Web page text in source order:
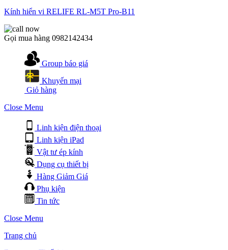
Kính hiển vi RELIFE RL-M5T Pro-B11
Gọi mua hàng 0982142434
Group báo giá
Khuyến mại
Giỏ hàng
Close Menu
Linh kiện điện thoại
Linh kiện iPad
Vật tư ép kính
Dụng cụ thiết bị
Hàng Giảm Giá
Phụ kiện
Tin tức
Close Menu
Trang chủ